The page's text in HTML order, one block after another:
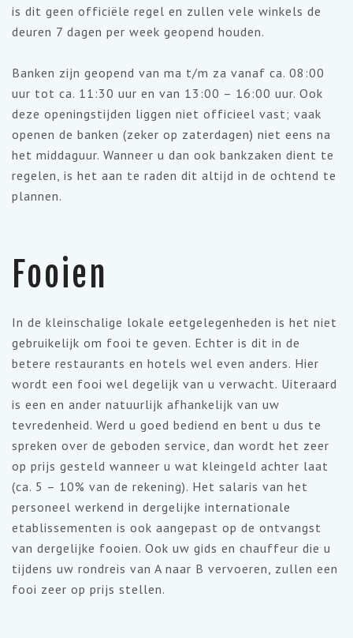
is dit geen officiële regel en zullen vele winkels de
deuren 7 dagen per week geopend houden.
Banken zijn geopend van ma t/m za vanaf ca. 08:00
uur tot ca. 11:30 uur en van 13:00 – 16:00 uur. Ook
deze openingstijden liggen niet officieel vast; vaak
openen de banken (zeker op zaterdagen) niet eens na
het middaguur. Wanneer u dan ook bankzaken dient te
regelen, is het aan te raden dit altijd in de ochtend te
plannen.
Fooien
In de kleinschalige lokale eetgelegenheden is het niet
gebruikelijk om fooi te geven. Echter is dit in de
betere restaurants en hotels wel even anders. Hier
wordt een fooi wel degelijk van u verwacht. Uiteraard
is een en ander natuurlijk afhankelijk van uw
tevredenheid. Werd u goed bediend en bent u dus te
spreken over de geboden service, dan wordt het zeer
op prijs gesteld wanneer u wat kleingeld achter laat
(ca. 5 – 10% van de rekening). Het salaris van het
personeel werkend in dergelijke internationale
etablissementen is ook aangepast op de ontvangst
van dergelijke fooien. Ook uw gids en chauffeur die u
tijdens uw rondreis van A naar B vervoeren, zullen een
fooi zeer op prijs stellen.